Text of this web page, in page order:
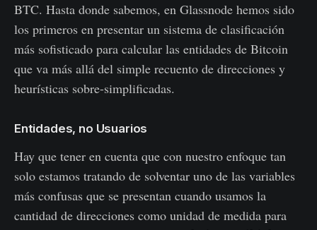
BTC. Hasta donde sabemos, en Glassnode hemos sido
los primeros en presentar un sistema de clasificación
más sofisticado para calcular las entidades de Bitcoin
que va más allá del simple recuento de direcciones y
heurísticas sobre-simplificadas.
Entidades, no Usuarios
Hay que tener en cuenta que con nuestro enfoque tan
solo estamos tratando de solventar uno de las variables
más confusas que se presentan cuando usamos la
cantidad de direcciones como unidad de medida para